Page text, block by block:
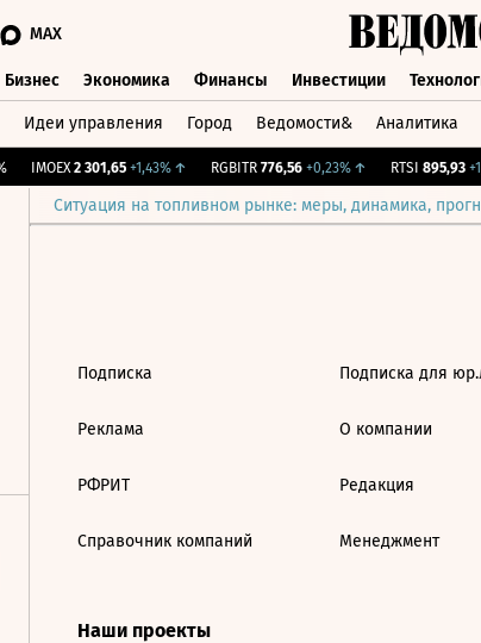
MAX
Бизнес Экономика Финансы Инвестиции
Идеи управления Город Ведомости& Аналитика
IMOEX 2 301,65 +1,43%↑ RGBITR 776,56 +0,23%↑ RTSI 895,93
Ситуация на топливном рынке: меры, динамика,
Подписка
Реклама
РФРИТ
Справочник компаний
Подписка для
О компании
Редакция
Менеджмент
Наши проекты